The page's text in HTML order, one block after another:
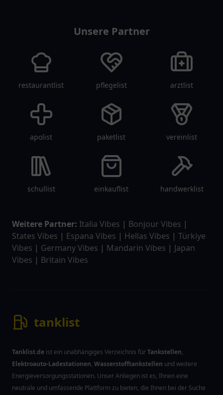
Unsere Partner
restaurantlist pflegelist arztlist
apolist paketlist vereinlist
schullist einkauflist handwerklist
Weitere Partner: Italia Vibes | Bonjour Vibes |
States Vibes | Espana Vibes | Hellas Vibes | Türkiye
Vibes | Germany Vibes | Mandarin Vibes | Japan
Vibes | Britain Vibes
tanklist
Tanklist.de ist ein unabhängiges Verzeichnis fürTankstellen,
Elektroauto-Ladestationen, Wasserstofftankstellen und weitere
Energieversorgungsstationen. Unser Anliegen ist es, Ihnen eine
neutrale und umfassende Plattform zu bieten, die Ihnen bei der Suche